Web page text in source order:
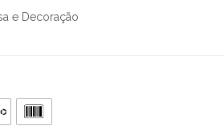
e Decoração